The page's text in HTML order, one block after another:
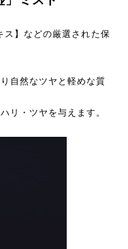
ス】などの厳選された保
自然なツヤと軽めな質
リ・ツヤを与えます。